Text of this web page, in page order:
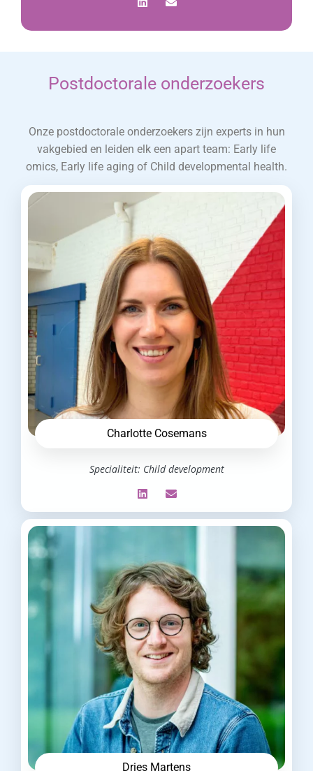
Postdoctorale onderzoekers
Onze postdoctorale onderzoekers zijn experts in hun
vakgebied en leiden elk een apart team: Early life
omics, Early life aging of Child developmental health.
Charlotte Cosemans
Specialiteit: Child development
Dries Martens